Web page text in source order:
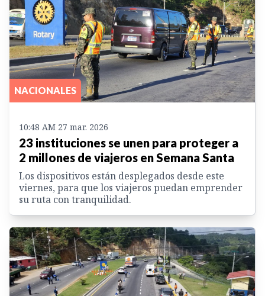
NACIONALES
10:48 AM 27 mar. 2026
23 instituciones se unen para proteger a
2 millones de viajeros en Semana Santa
Los dispositivos están desplegados desde este
viernes, para que los viajeros puedan emprender
su ruta con tranquilidad.